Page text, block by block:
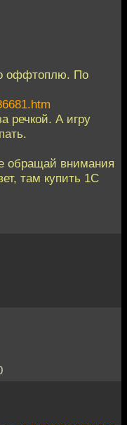
оффтоплю. По
речкой. А игру
обращай внимания
там купить 1С